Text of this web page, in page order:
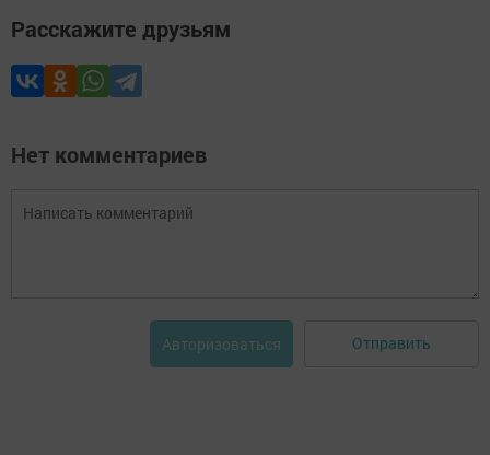
Расскажите друзьям
Нет комментариев
Авторизоваться Отправить